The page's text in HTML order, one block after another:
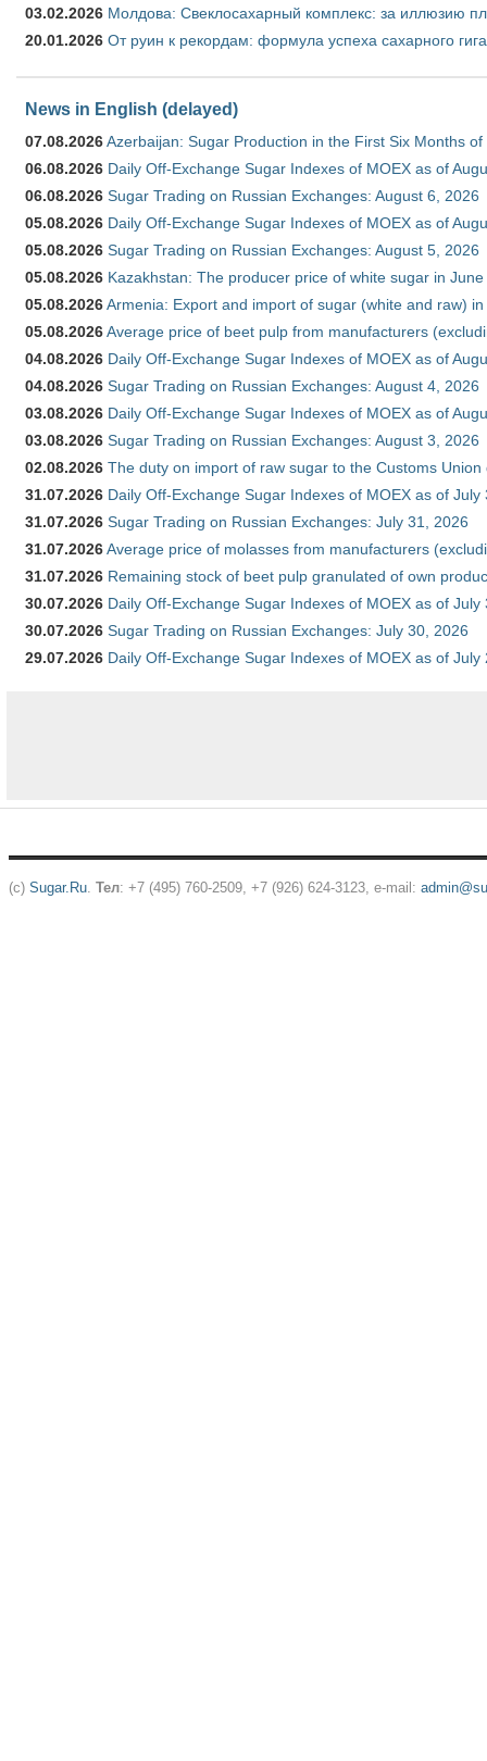
03.02.2026 Молдова: Свеклосахарный комплекс: за иллюзию
20.01.2026 От руин к рекордам: формула успеха сахарного
News in English (delayed)
07.08.2026Azerbaijan: Sugar Production in the First Six Months of
06.08.2026 Daily Off-Exchange Sugar Indexes of MOEX as of
06.08.2026 Sugar Trading on Russian Exchanges: August 6, 2026
05.08.2026 Daily Off-Exchange Sugar Indexes of MOEX as of
05.08.2026 Sugar Trading on Russian Exchanges: August 5, 2026
05.08.2026 Kazakhstan: The producer price of white sugar in
05.08.2026Armenia: Export and import of sugar (white and raw)
05.08.2026Average price of beet pulp from manufacturers
04.08.2026 Daily Off-Exchange Sugar Indexes of MOEX as of
04.08.2026 Sugar Trading on Russian Exchanges: August 4, 2026
03.08.2026 Daily Off-Exchange Sugar Indexes of MOEX as of
03.08.2026 Sugar Trading on Russian Exchanges: August 3, 2026
02.08.2026 The duty on import of raw sugar to the Customs
31.07.2026 Daily Off-Exchange Sugar Indexes of MOEX as of July
31.07.2026 Sugar Trading on Russian Exchanges: July 31, 2026
31.07.2026Average price of molasses from manufacturers
31.07.2026 Remaining stock of beet pulp granulated of own
30.07.2026 Daily Off-Exchange Sugar Indexes of MOEX as of July
30.07.2026 Sugar Trading on Russian Exchanges: July 30, 2026
29.07.2026 Daily Off-Exchange Sugar Indexes of MOEX as of July
(c) Sugar.Ru. Тел: +7 (495) 760-2509, +7 (926) 624-3123, e-mail: